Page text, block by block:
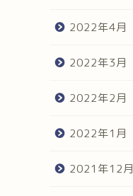
2022年4月
2022年3月
2022年2月
2022年1月
2021年12月